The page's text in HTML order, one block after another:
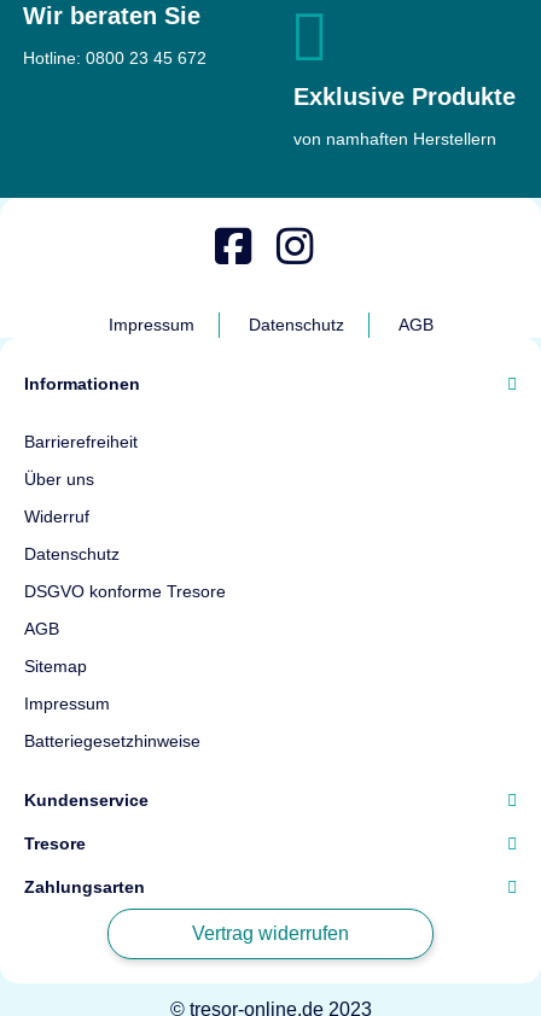
Wir beraten Sie
Hotline: 0800 23 45 672
Exklusive Produkte
von namhaften Herstellern
Impressum Datenschutz AGB
Informationen
Barrierefreiheit
Über uns
Widerruf
Datenschutz
DSGVO konforme Tresore
AGB
Sitemap
Impressum
Batteriegesetzhinweise
Kundenservice
Tresore
Zahlungsarten
Vertrag widerrufen
© tresor-online.de 2023